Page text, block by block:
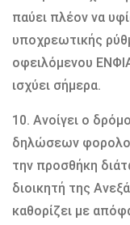
παύει πλέον να
υποχρεωτικής
οφειλόμενου
ισχύει σήμερα.
10. Ανοίγει ο
δηλώσεων
την προσθήκη
διοικητή της
καθορίζει με